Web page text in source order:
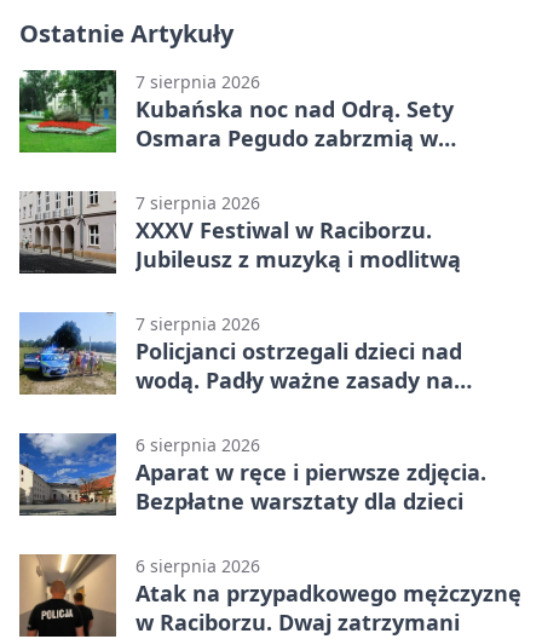
Ostatnie Artykuły
7 sierpnia 2026
Kubańska noc nad Odrą. Sety
Osmara Pegudo zabrzmią w
7 sierpnia 2026
XXXV Festiwal w Raciborzu.
Jubileusz z muzyką i modlitwą
7 sierpnia 2026
Policjanci ostrzegali dzieci nad
wodą. Padły ważne zasady na
6 sierpnia 2026
Aparat w ręce i pierwsze zdjęcia.
Bezpłatne warsztaty dla dzieci
6 sierpnia 2026
Atak na przypadkowego mężczyznę
w Raciborzu. Dwaj zatrzymani